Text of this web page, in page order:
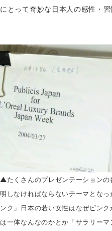
にとって奇妙な日本人の感性・
▲たくさんのプレゼンテーション
明しなければならないテーマとな
ンク」日本の若い女性はなぜピン
は一体なんなのかとか「サラリー